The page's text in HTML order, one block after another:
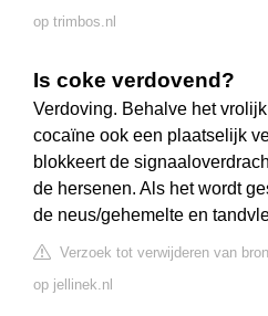
op trimbos.nl
Is coke verdovend?
Verdoving. Behalve het
cocaïne ook een plaatselijk
blokkeert de
de hersenen. Als het wordt
de neus/gehemelte en
Verzoek tot verwijderen van bron
op jellinek.nl